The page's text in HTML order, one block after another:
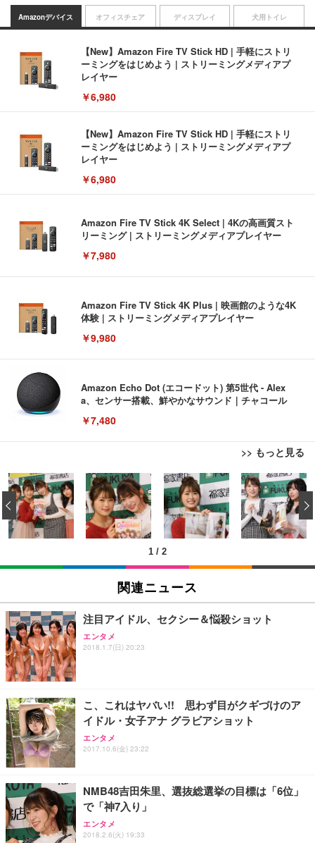
Amazonデバイス
【New】Amazon Fire TV Stick HD | 手軽にストリ
ーミングをはじめよう | ストリーミングメディアプ
レイヤー
￥6,980
【New】Amazon Fire TV Stick HD | 手軽にストリ
ーミングをはじめよう | ストリーミングメディアプ
レイヤー
￥6,980
Amazon Fire TV Stick 4K Select | 4Kの高画質スト
リーミング | ストリーミングメディアプレイヤー
￥7,980
Amazon Fire TV Stick 4K Plus | 映画館のような4K
体験 | ストリーミングメディアプレイヤー
￥9,980
Amazon Echo Dot (エコードット) 第5世代 - Alex
a、センサー搭載、鮮やかなサウンド｜チャコール
￥7,480
>> もっと見る
オフィスチェア
[EdoErgo] オフィスチェア 椅子 テレワーク 疲れな
い 跳ね上げ式アームレスト コンパクト 約105度ロッ
キング pc 事務椅子 360度回転 座面昇降 強化ナイロ
ン樹脂ベース 通気性メッシュ 在宅ワーク H-WY01
(黒網+黒枠+黒足)
￥5,699
SIHOO B100 オフィスチェア／デスクチェア メッシ
ュチェア 人間工学 疲れない ブラック
￥27,999
Sezlife オフィスチェア デスクチェア 疲れない テレ
務用 おしゃれ パソコンチェア (ブラック)
Sezlife オフィスチェア デスクチェア 疲れない テレ
ワーク チェア 強化バックレスト 30度ロッキング機
能 人間工学 椅子 腰サポート 90度跳ね上げ式アーム
務用 おしゃれ パソコンチェア (ホワイト)
ANDWINT オフィスチェア デスクチェア 肘なし メ
ッシュ 通気性 ランバーサポート付き 腰サポート ガ
ス圧無段階昇降 360度回転 キャスター付き コンパク
ディスプレイ
EIZO ビジネス向けプレミアムモニター | FlexScan
EV3240X-WT | 31.5型4K UHD・USB Type-C・ホワ
イト
￥105,595
EIZO ビジネス向けプレミアムモニター | FlexScan
￥109,572
【純正品】27"ゲーミングモニター DualSense 充電
【整備済み品】Dell E2724HS 27インチ 液晶モニタ
ー フルHD（1920×1080）VA 非光沢 HDMI/DisplayP
ort/VGA スピーカー内蔵 高さ調整 スイベル VESA対
【MiniLED/24.5inch/280Hz/FHD】GRAPHT THE S
HOOTER Gaming Monitor 24” Essential ゲーミン
グモニター QD 24.5インチ 1ms FHD 量子ドット 残
犬用トイレ
Amazonベーシック ペットシーツ 薄型 レギュラー 1
回使い捨て 無香料 ホワイト 300枚
￥3,373
Amazonベーシック ペットシーツ 厚型 ワイド 42枚
x2袋(84枚) ホワイト(吸収面:ライトブルー)
￥3,234
ネオ・ルーライフ ネオ・オムツ L 中型犬用 26枚入
Smart Basic(スマートベーシック) 【Amazon.co.jp
限定】 Smart Basic アイリスオーヤマ ペットシーツ
超厚型 お徳用 ワイド 100枚入 (x 1) (ケース販売)
アイリスオーヤマ ペットシーツ 超厚型 お徳用 レギ
ュラー 200枚入【Amazon.co.jp限定】
1 / 2
‹
関連ニュース
注目アイドル、セクシー＆悩殺ショット
エンタメ
2018.1.7(日) 20:23
こ、これはヤバい!! 思わず目がクギづけのア
イドル・女子アナ グラビアショット
エンタメ
2017.10.6(金) 23:22
NMB48吉田朱里、選抜総選挙の目標は「6位」
で「神7入り」
エンタメ
2018.2.6(火) 19:33